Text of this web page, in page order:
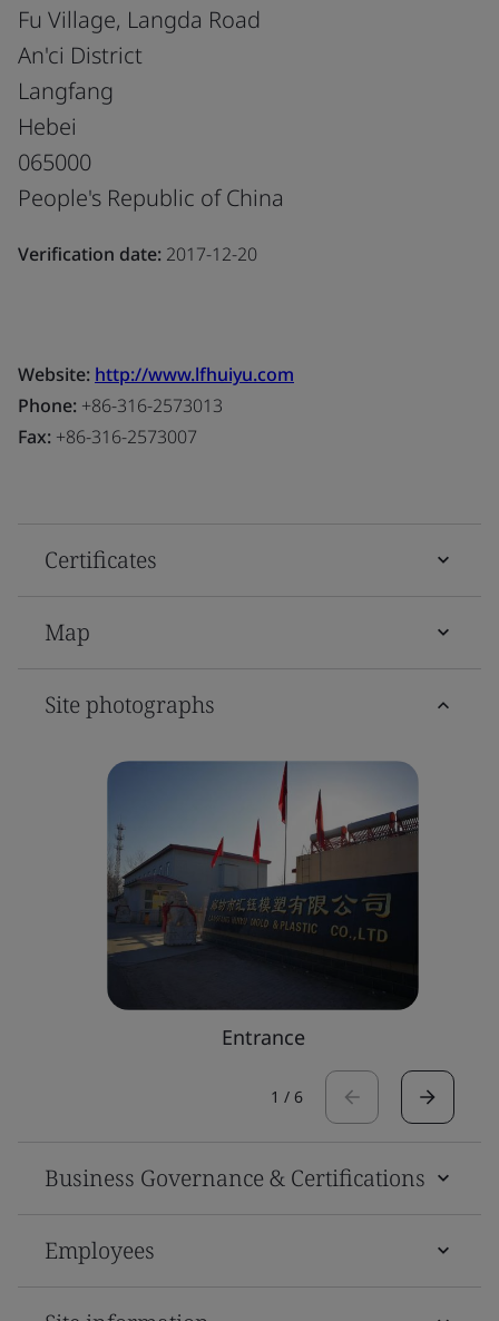
Fu Village, Langda Road
An'ci District
Langfang
Hebei
065000
People's Republic of China
Verification date: 2017-12-20
Website: http://www.lfhuiyu.com
Phone: +86-316-2573013
Fax: +86-316-2573007
Certificates
Map
Site photographs
Entrance
1 / 6
Business Governance & Certifications
Employees